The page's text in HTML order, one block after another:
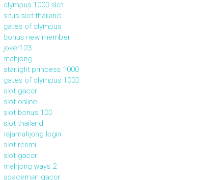
olympus 1000 slot
situs slot thailand
gates of olympus
bonus new member
joker123
mahjong
starlight princess 1000
gates of olympus 1000
slot gacor
slot online
slot bonus 100
slot thailand
rajamahjong login
slot resmi
slot gacor
mahjong ways 2
spaceman gacor